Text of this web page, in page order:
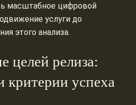
масштабное цифровой
услуги до
этого анализа.
целей релиза:
критерии успеха